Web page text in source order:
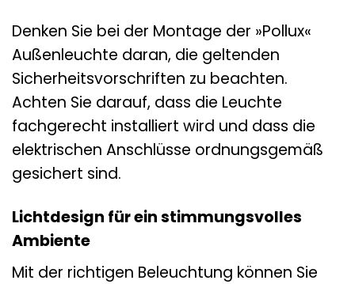
Denken Sie bei der Montage der »Pollux«
Außenleuchte daran, die geltenden
Sicherheitsvorschriften zu beachten.
Achten Sie darauf, dass die Leuchte
fachgerecht installiert wird und dass die
elektrischen Anschlüsse ordnungsgemäß
gesichert sind.
Lichtdesign für ein stimmungsvolles
Ambiente
Mit der richtigen Beleuchtung können Sie